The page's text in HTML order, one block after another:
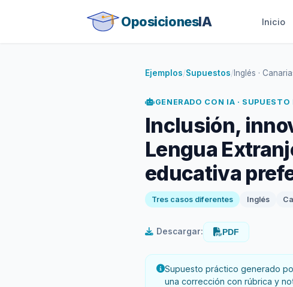
OposicionesIA Inicio
Ejemplos/Supuestos/ Inglés ·
GENERADO CON IA · SUPUESTO
Inclusión,
Lengua
educativa
Tres casos diferentes Inglés
Descargar: PDF
Supuesto práctico generado
una corrección con rúbrica y